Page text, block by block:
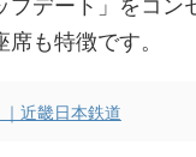
も特徴です。
近畿日本鉄道